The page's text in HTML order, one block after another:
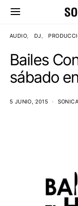
AUDIO DJ
Bailes
sábado
5 JUNIO, 2015